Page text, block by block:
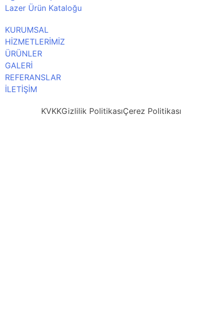
Lazer Ürün Kataloğu
KURUMSAL
HİZMETLERİMİZ
ÜRÜNLER
GALERİ
REFERANSLAR
İLETİŞİM
KVKKGizlilik PolitikasıÇerez Politikası